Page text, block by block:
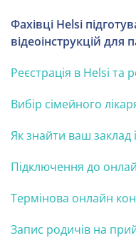
Фахівці Helsi
відеоінструкцій для
Реєстрація в Helsi та
Вибір сімейного
Як знайти ваш заклад
Підключення до
Термінова онлайн
Запис родичів на